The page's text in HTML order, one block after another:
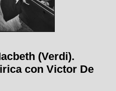
(Verdi).
con Victor De